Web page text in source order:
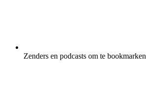
Zenders en podcasts om te bookmarken